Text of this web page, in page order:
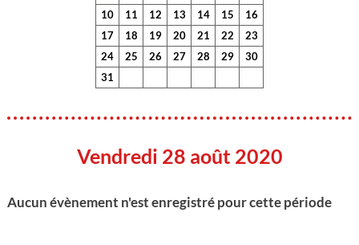
10
11 12 13 14 15
16
17
18 19 20 21 22
23
24
25 26 27 28 29
30
31
Vendredi 28 août 2020
Aucun évènement n'est enregistré pour cette période